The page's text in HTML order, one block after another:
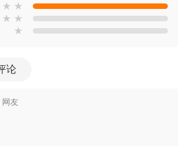
★ ★
★ ★
★
论
网友